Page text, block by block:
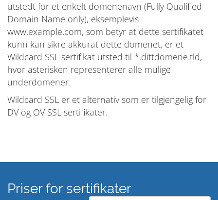
utstedt for et enkelt domenenavn (Fully Qualified
Domain Name only), eksemplevis
www.example.com, som betyr at dette sertifikatet
kunn kan sikre akkurat dette domenet, er et
Wildcard SSL sertifikat utsted til *.dittdomene.tld,
hvor asterisken representerer alle mulige
underdomener.
Wildcard SSL er et alternativ som er tilgjengelig for
DV og OV SSL sertifikater.
Priser for sertifikater